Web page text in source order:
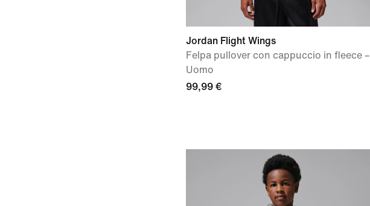
Jordan Flight Wings
Felpa pullover con cappuccio in fleece –
Uomo
99,99 €